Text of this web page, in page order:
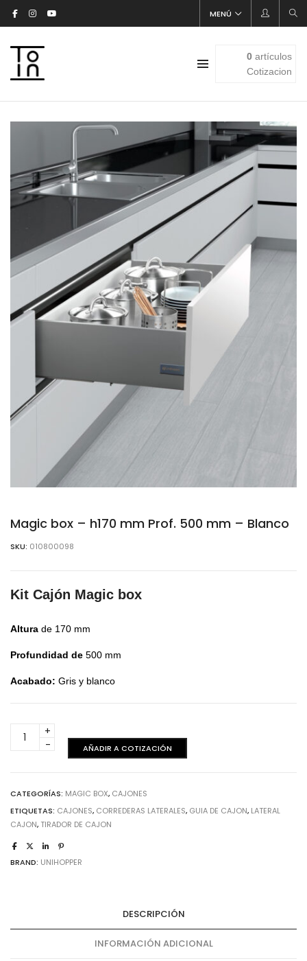
MENÚ
0artículos
Cotizacion
Magic box – h170 mm Prof. 500 mm – Blanco
SKU: 010800098
Kit Cajón Magic box
Altura de 170 mm
Profundidad de 500 mm
Acabado: Gris y blanco
box
500
mm
-
Blanco
AÑADIR A COTIZACIÓN
CATEGORÍAS: MAGIC BOX, CAJONES
ETIQUETAS: CAJONES, CORREDERAS LATERALES, GUIA DE CAJON, LATERAL
CAJON, TIRADOR DE CAJON
BRAND: UNIHOPPER
DESCRIPCIÓN
INFORMACIÓN ADICIONAL